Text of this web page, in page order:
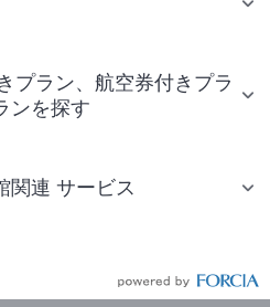
プラン、航空券付きプラ
ンを探す
関連 サービス